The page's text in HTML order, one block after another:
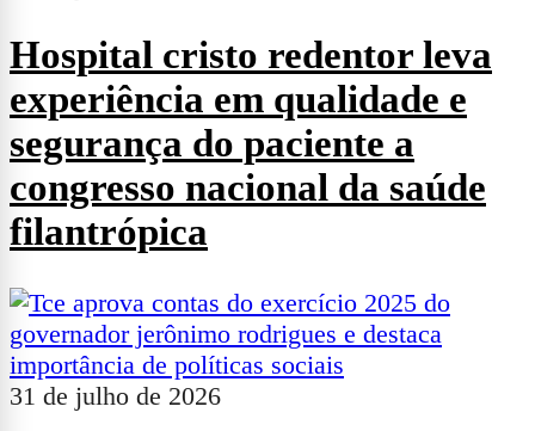
Hospital cristo redentor leva
experiência em qualidade e
segurança do paciente a
congresso nacional da saúde
filantrópica
31 de julho de 2026